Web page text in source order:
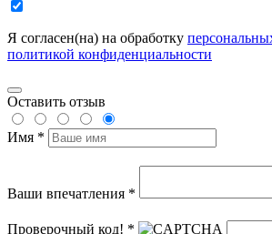
Я согласен(на) на обработку
политикой конфиденциальности
Оставить отзыв
Имя *
Ваши впечатления *
Проверочный код! *